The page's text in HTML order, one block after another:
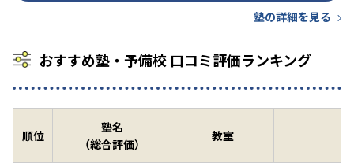
塾の詳細を見る
おすすめ塾・予備校 口コミ評価ランキング
順位
塾名
（総合評価）
教室